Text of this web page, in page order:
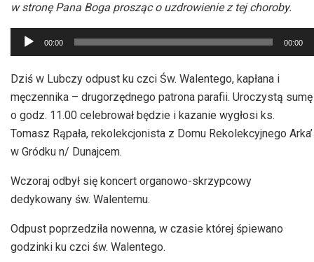
w stronę Pana Boga prosząc o uzdrowienie z tej choroby.
Odtwarzacz
plików
dźwiękowych
00:00 00:00
Dziś w Lubczy odpust ku czci Św. Walentego, kapłana i
męczennika – drugorzędnego patrona parafii. Uroczystą sumę
o godz. 11.00 celebrował będzie i kazanie wygłosi ks.
Tomasz Rąpała, rekolekcjonista z Domu Rekolekcyjnego Arka’
w Gródku n/ Dunajcem.
Wczoraj odbył się koncert organowo-skrzypcowy
dedykowany św. Walentemu.
Odpust poprzedziła nowenna, w czasie której śpiewano
godzinki ku czci św. Walentego.